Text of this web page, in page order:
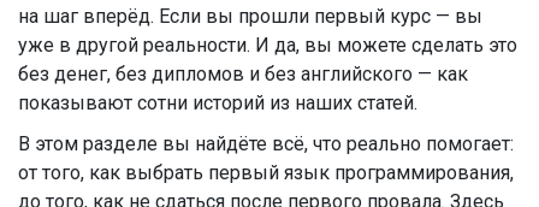
на шаг вперёд. Если вы прошли первый курс — вы
уже в другой реальности. И да, вы можете сделать это
без денег, без дипломов и без английского — как
показывают сотни историй из наших статей.
В этом разделе вы найдёте всё, что реально помогает:
от того, как выбрать первый язык программирования,
до того, как не сдаться после первого провала. Здесь